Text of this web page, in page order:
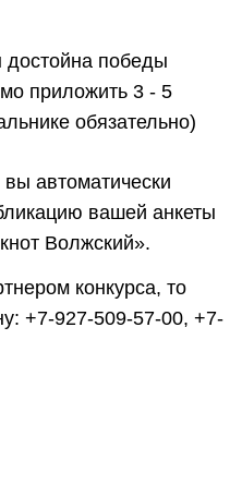
победы
приложить 3 - 5
обязательно)
автоматически
вашей анкеты
Волжский».
конкурса, то
+7-927-509-57-00, +7-